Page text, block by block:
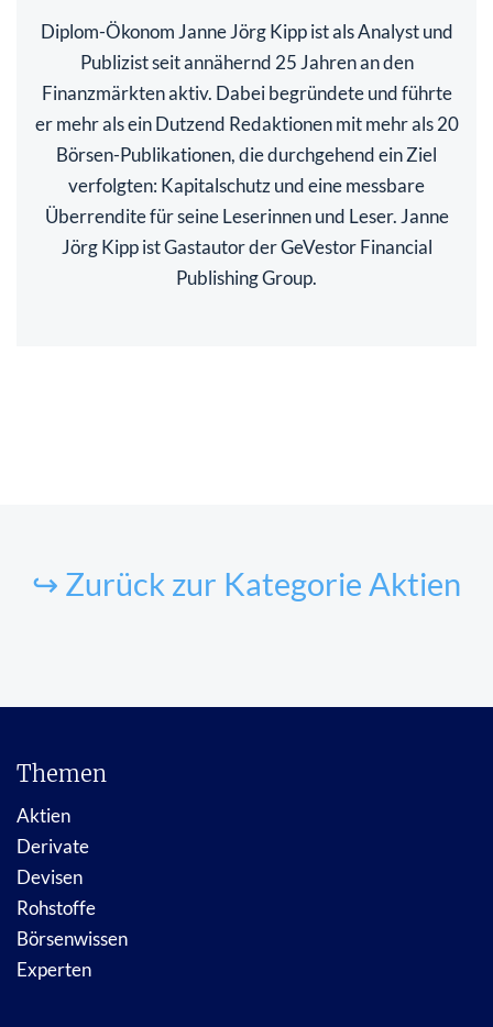
Diplom-Ökonom Janne Jörg Kipp ist als Analyst und
Publizist seit annähernd 25 Jahren an den
Finanzmärkten aktiv. Dabei begründete und führte
er mehr als ein Dutzend Redaktionen mit mehr als 20
Börsen-Publikationen, die durchgehend ein Ziel
verfolgten: Kapitalschutz und eine messbare
Überrendite für seine Leserinnen und Leser. Janne
Jörg Kipp ist Gastautor der GeVestor Financial
Publishing Group.
↪ Zurück zur Kategorie Aktien
Themen
Aktien
Derivate
Devisen
Rohstoffe
Börsenwissen
Experten